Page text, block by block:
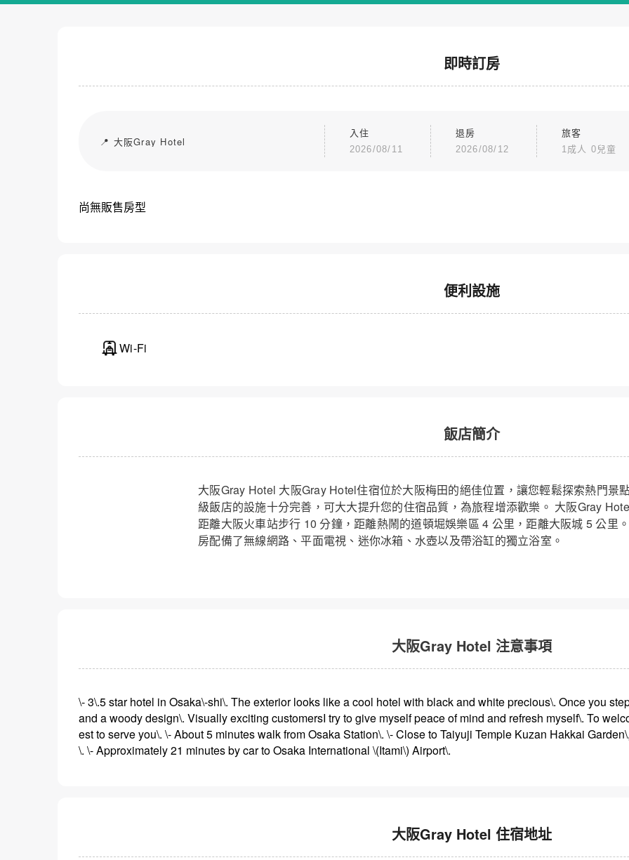
即時訂房
📍 大阪Gray Hotel
入住
2026/08/11
退房
2026/08/12
旅客
1成人 0兒童
尚無販售房型
便利設施
Wi-Fi
飯店簡介
大阪Gray Hotel 大阪Gray Hotel住宿位於大阪梅田的絕佳位置，讓您輕鬆探索熱門景
級飯店的設施十分完善，可大大提升您的住宿品質，為旅程增添歡樂。 大阪Gray
距離大阪火車站步行 10 分鐘，距離熱鬧的道頓堀娛樂區 4 公里，距離大阪城 5 公里
房配備了無線網路、平面電視、迷你冰箱、水壺以及帶浴缸的獨立浴室。
大阪Gray Hotel 注意事項
\- 3\.5 star hotel in Osaka\-shi\. The exterior looks like a cool hotel with black and white precious\. Once you
and a woody design\. Visually exciting customersI try to give myself peace of mind and refresh myself\. To
est to serve you\. \- About 5 minutes walk from Osaka Station\. \- Close to Taiyuji Temple Kuzan Hakkai
\. \- Approximately 21 minutes by car to Osaka International \(Itami\) Airport\.
大阪Gray Hotel 住宿地址